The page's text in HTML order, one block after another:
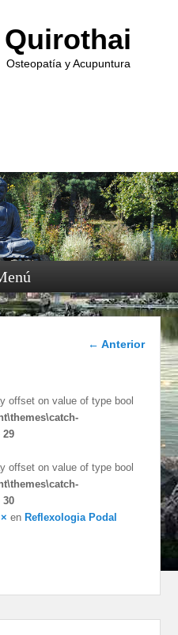
Quirothai
Osteopatía y Acupuntura
Navegador
← Anterior
offset on value of type bool
29
offset on value of type bool
30
×enReflexologia Podal